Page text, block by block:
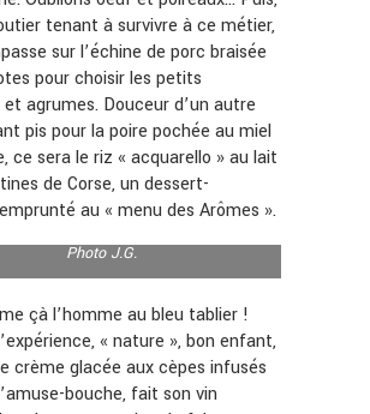
tenant à survivre à ce métier,
sur l’échine de porc braisée
pour choisir les petits
agrumes. Douceur d’un autre
pis pour la poire pochée au miel
ce sera le riz « acquarello » au lait
de Corse, un dessert-
au « menu des Arômes ».
Photo J.G.
çà l’homme au bleu tablier !
« nature », bon enfant,
crème glacée aux cèpes infusés
bouche, fait son vin